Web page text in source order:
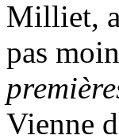
Milliet,
pas
Vienne